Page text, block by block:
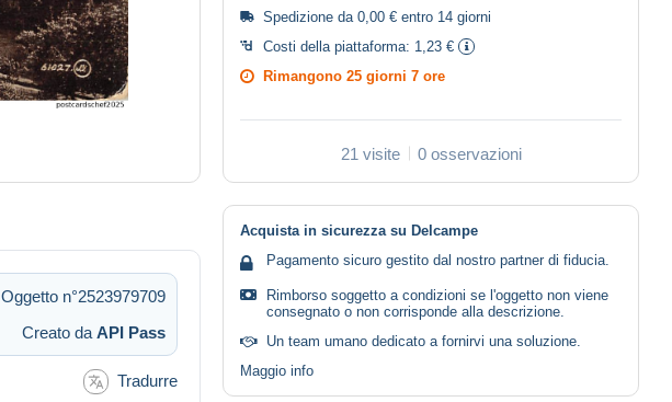
Spedizione da 0,00 € entro 14 giorni
Costi della piattaforma: 1,23 €
Rimangono 25 giorni 7 ore
21 visite 0 osservazioni
Oggetto n°2523979709
Creato da API Pass
Tradurre
Acquista in sicurezza su Delcampe
Pagamento sicuro gestito dal nostro partner di fiducia.
Rimborso soggetto a condizioni se l'oggetto non viene
consegnato o non corrisponde alla descrizione.
Un team umano dedicato a fornirvi una soluzione.
Maggio info